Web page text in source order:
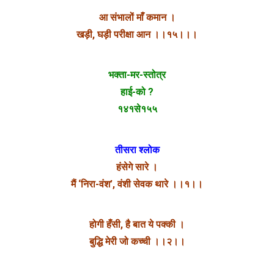
आ संभालों माँ कमान ।
खड़ी, घड़ी परीक्षा आन ।।१५।।।
भक्ता-मर-स्तोत्र
हाई-को ?
१४१से१५५
तीसरा श्लोक
हंसेगे सारे ।
मैं ‘निरा-वंश’, वंशी सेवक थारे ।।१।।
होगी हँसी, है बात ये पक्की ।
बुद्धि मेरी जो कच्ची ।।२।।